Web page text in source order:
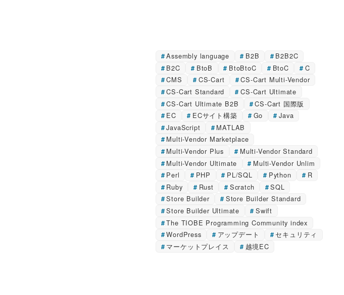
Assembly language B2B
B2B2C
B2C
BtoB BtoBtoC BtoC
C
CMS
CS-Cart
CS-Cart Multi-Vendor
CS-Cart Standard
CS-Cart Ultimate
CS-Cart Ultimate B2B
CS-Cart 国際版
EC
ECサイト構築 Go
Java
JavaScript
MATLAB
Multi-Vendor Marketplace
Multi-Vendor Plus
Multi-Vendor Standard
Multi-Vendor Ultimate
Multi-Vendor Unlim
Perl
PHP PL/SQL Python
R
Ruby
Rust Scratch
SQL
Store Builder
Store Builder Standard
Store Builder Ultimate
Swift
The TIOBE Programming Community index
WordPress
アップデート
セキュリティ
マーケットプレイス
越境EC